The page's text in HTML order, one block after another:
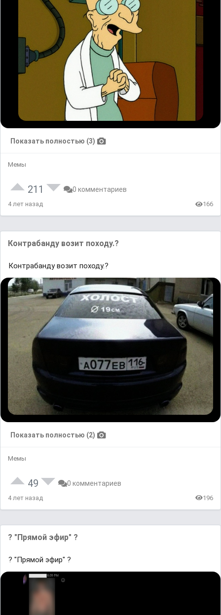
Показать полностью (3)
Мемы
211 0 комментариев
4 лет назад 166
Контрабанду возит походу.?
Контрабанду возит походу.?
Показать полностью (2)
Мемы
49 0 комментариев
4 лет назад 196
? "Прямой эфир" ?
? "Прямой эфир" ?